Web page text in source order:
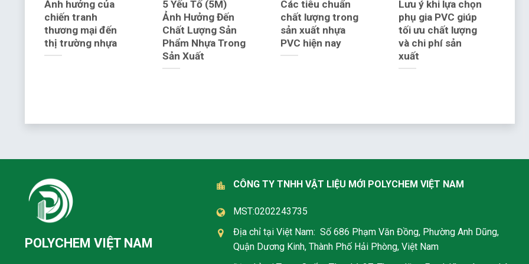
Ảnh hưởng của
chiến tranh
thương mại đến
thị trường nhựa
5 Yếu Tố (5M)
Ảnh Hưởng Đến
Chất Lượng Sản
Phẩm Nhựa Trong
Sản Xuất
Các tiêu chuẩn
chất lượng trong
sản xuất nhựa
PVC hiện nay
Lưu ý khi lựa chọn
phụ gia PVC giúp
tối ưu chất lượng
và chi phí sản
xuất
POLYCHEM VIỆT NAM
CÔNG TY TNHH VẬT LIỆU MỚI POLYCHEM VIỆT NAM
MST:0202243735
Địa chỉ tại Việt Nam: Số 686 Phạm Văn Đồng, Phường Anh Dũng,
Quận Dương Kinh, Thành Phố Hải Phòng, Việt Nam